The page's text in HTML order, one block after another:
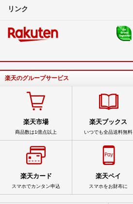
リンク
楽天のグループサービス
楽天市場
商品数は1億点以上
楽天ブックス
いつでも全品送料無料
楽天カード
スマホでカンタン申込
楽天ペイ
スマホをお財布に